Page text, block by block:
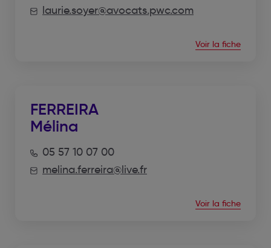
laurie.soyer@avocats.pwc.com
Voir la fiche
FERREIRA
Mélina
05 57 10 07 00
melina.ferreira@live.fr
Voir la fiche